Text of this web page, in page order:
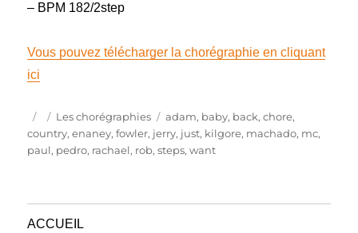
– BPM 182/2step
Vous pouvez télécharger la chorégraphie en cliquant
ici
Publié
le
Catégories
Les chorégraphies Étiquettes
adam, baby, back,chore,
country,enaney,fowler, jerry, just, kilgore, machado, mc,
paul, pedro, rachael, rob,steps,want
ACCUEIL